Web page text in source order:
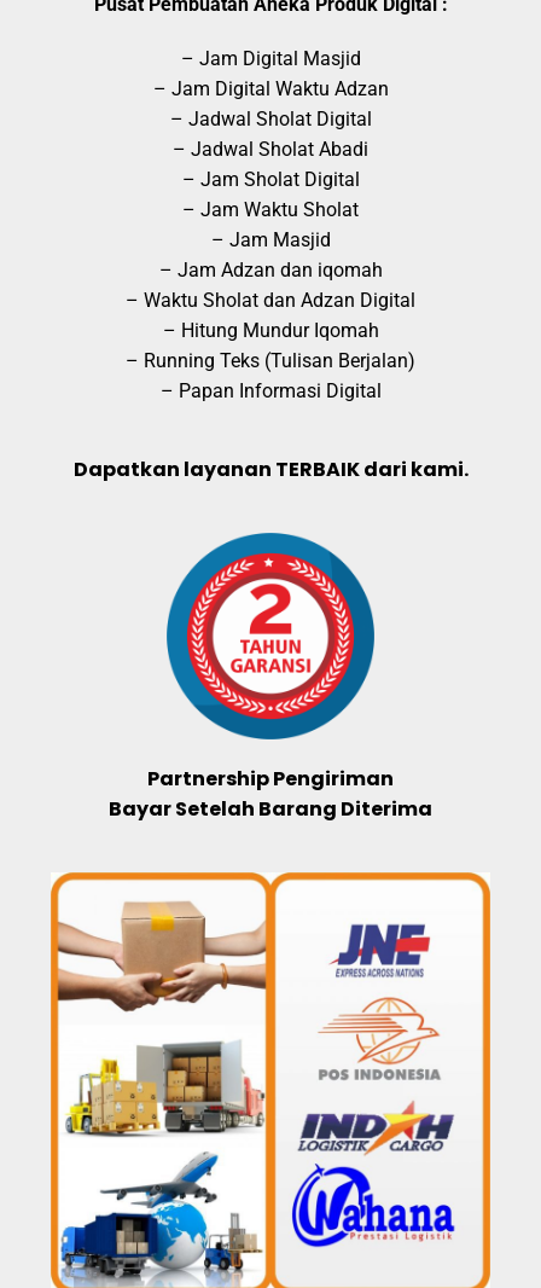
– Jam Digital Masjid
– Jam Digital Waktu Adzan
– Jadwal Sholat Digital
– Jadwal Sholat Abadi
– Jam Sholat Digital
– Jam Waktu Sholat
– Jam Masjid
– Jam Adzan dan iqomah
– Waktu Sholat dan Adzan Digital
– Hitung Mundur Iqomah
– Running Teks (Tulisan Berjalan)
– Papan Informasi Digital
Dapatkan layanan TERBAIK dari kami.
Partnership Pengiriman
Bayar Setelah Barang Diterima